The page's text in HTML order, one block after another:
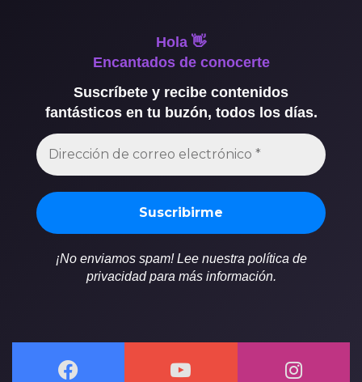
Hola 👋
Encantados de conocerte
Suscríbete y recibe contenidos
fantásticos en tu buzón, todos los días.
¡No enviamos spam! Lee nuestra política de
privacidad para más información.